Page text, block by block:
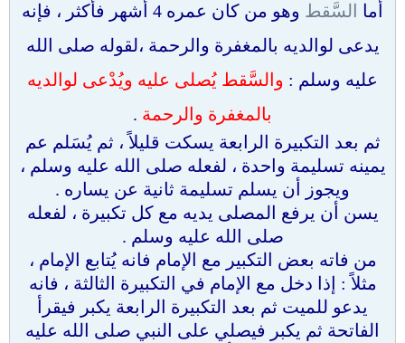
أما السَّقط
وهو من كان عمره 4 أشهر فأكثر ، فإنه
يدعى لوالديه بالمغفرة والرحمة ،لقوله صلى الله
عليه وسلم : والسَّقط يُصلى عليه ويُدْعى لوالديه
بالمغفرة والرحمة .
ثم بعد التكبيرة الرابعة يسكت قليلاً ، ثم يُسَلم عم
يمينه تسليمة واحدة ، لفعله صلى الله عليه وسلم ،
ويجوز أن يسلم تسليمة ثانية عن يساره .
يسن أن يرفع المصلى يديه مع كل تكبيرة ، لفعله
صلى الله عليه وسلم .
من فاته بعض التكبير مع الإمام فانه يُتابع الإمام ،
مثلاً : إذا دخل مع الإمام في التكبيرة الثالثة ، فانه
يدعو للميت ثم بعد التكبيرة الرابعة يكبر فيقرأ
الفاتحة ثم يكبر فيصلي على النبي صلى الله عليه